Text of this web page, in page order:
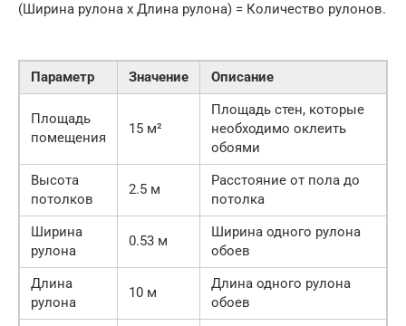
(Ширина рулона x Длина рулона) = Количество рулонов.
Параметр Значение Описание
Площадь
помещения
15 м²
Площадь стен, которые
необходимо оклеить
обоями
Высота
потолков
2.5 м
Расстояние от пола до
потолка
Ширина
рулона
0.53 м
Ширина одного рулона
обоев
Длина
рулона
10 м
Длина одного рулона
обоев